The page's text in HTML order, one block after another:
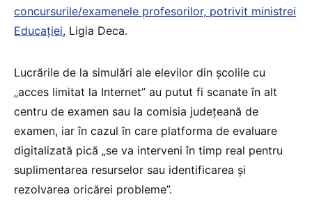
concursurile/examenele profesorilor, potrivit ministrei
Educației, Ligia Deca.
Lucrările de la simulări ale elevilor din școlile cu
„acces limitat la Internet” au putut fi scanate în alt
centru de examen sau la comisia județeană de
examen, iar în cazul în care platforma de evaluare
digitalizată pică „se va interveni în timp real pentru
suplimentarea resurselor sau identificarea și
rezolvarea oricărei probleme”.